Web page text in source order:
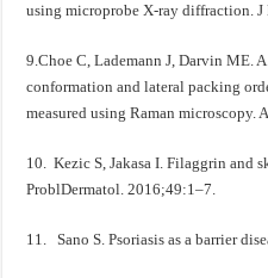
using microprobe X-ray diffraction.
9.Choe C, Lademann J, Darvin ME.
conformation and lateral packing
measured using Raman
10. Kezic S, Jakasa I. Filaggrin and
ProblDermatol. 2016;49:1–7.
11. Sano S. Psoriasis as a barrier